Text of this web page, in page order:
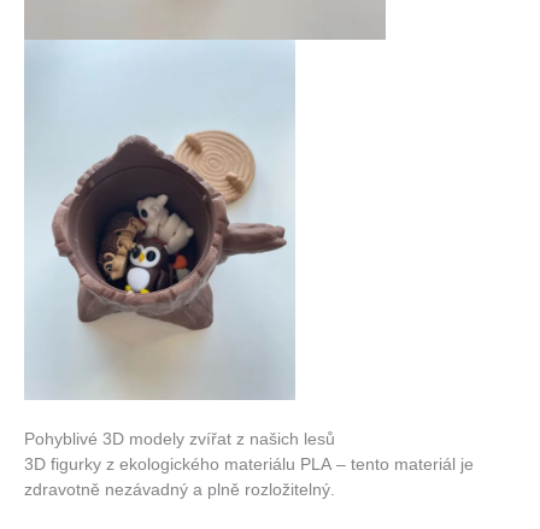
Pohyblivé 3D modely zvířat z našich lesů
3D figurky z ekologického materiálu PLA – tento materiál je
zdravotně nezávadný a plně rozložitelný.